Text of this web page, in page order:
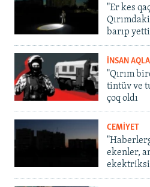
"Er kes
barıp yetti
İNSAN
"Qırım
tintüv ve
çoq oldı
CEMİYET
ekenler,